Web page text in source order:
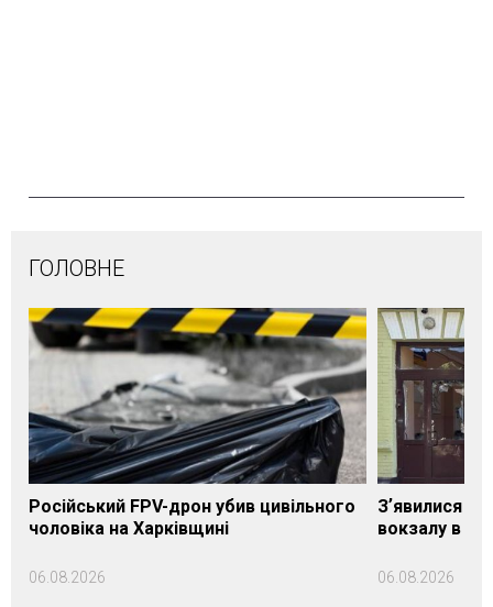
ГОЛОВНЕ
Російський FPV-дрон убив цивільного
чоловіка на Харківщині
06.08.2026
Зʼявилися
вокзалу в
06.08.2026